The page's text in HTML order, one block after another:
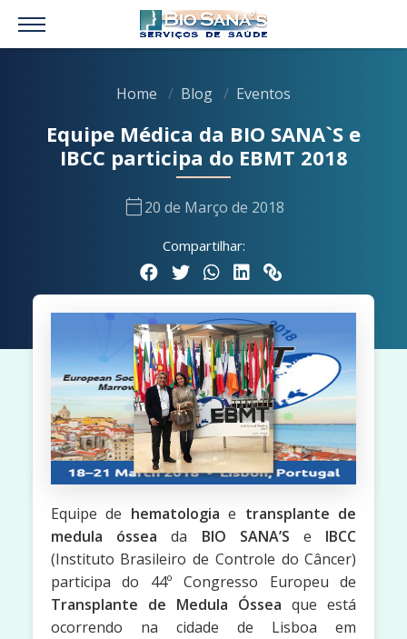
Home Blog Eventos
Equipe Médica da BIO SANA`S e
IBCC participa do EBMT 2018
calendar_today20 de Março de 2018
Compartilhar:
Equipe de hematologia e transplante de
medula óssea da BIO SANA’S e IBCC
(Instituto Brasileiro de Controle do Câncer)
participa do 44º Congresso Europeu de
Transplante de Medula Óssea que está
ocorrendo na cidade de Lisboa em